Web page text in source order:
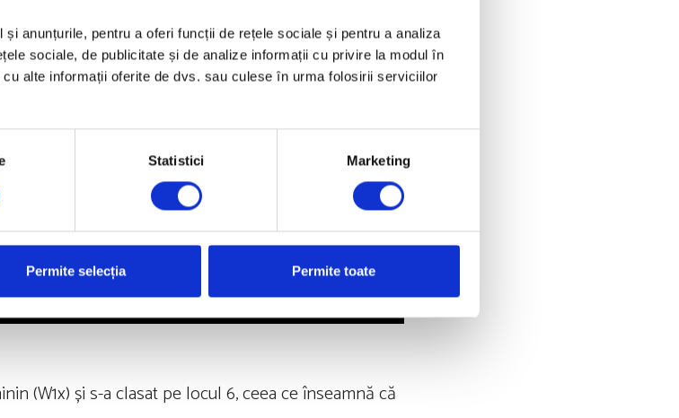
anunțurile, pentru a oferi funcții de rețele sociale și pentru a analiza
sociale, de publicitate și de analize informații cu privire la modul în
alte informații oferite de dvs. sau culese în urma folosirii serviciilor
Statistici Marketing
Permite selecția Permite toate
(W1x) și s-a clasat pe locul 6, ceea ce înseamnă că